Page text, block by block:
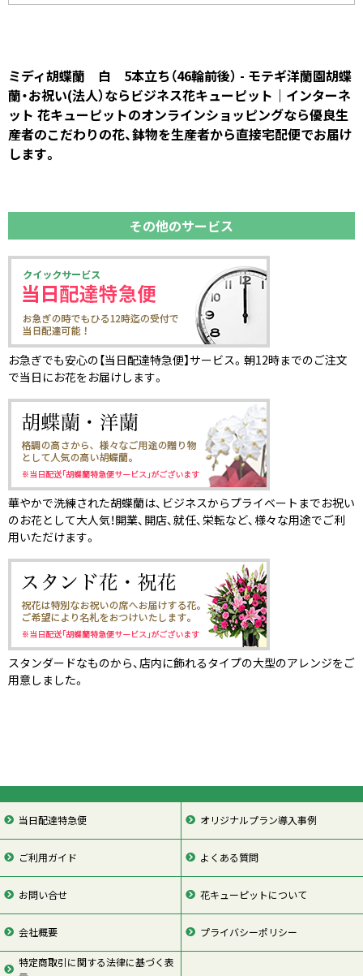
ミディ胡蝶蘭 白 5本立ち（46輪前後） - モテギ洋蘭園胡蝶
蘭・お祝い(法人）ならビジネス花キューピット｜インターネ
ット 花キューピットのオンラインショッピングなら優良生
産者のこだわりの花、鉢物を生産者から直接宅配便でお届け
します。
その他のサービス
お急ぎでも安心の【当日配達特急便】サービス。朝12時までのご注文
で当日にお花をお届けします。
華やかで洗練された胡蝶蘭は、ビジネスからプライベートまでお祝い
のお花として大人気！開業、開店、就任、栄転など、様々な用途でご利
用いただけます。
スタンダードなものから、店内に飾れるタイプの大型のアレンジをご
用意しました。
当日配達特急便 オリジナルプラン導入事例
ご利用ガイド よくある質問
お問い合せ 花キューピットについて
会社概要 プライバシーポリシー
特定商取引に関する法律に基づく表